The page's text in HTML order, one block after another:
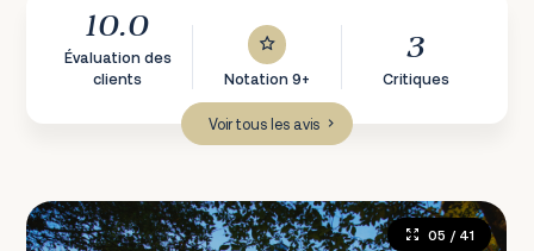
10.0
Évaluation des
clients
Notation 9+
3
Critiques
Voir tous les avis
05 / 41